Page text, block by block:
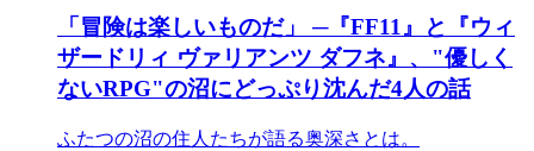
「冒険は楽しいものだ」 ─『FF11』と『ウィ
ザードリィ ヴァリアンツ ダフネ』、"優しく
ないRPG"の沼にどっぷり沈んだ4人の話
ふたつの沼の住人たちが語る奥深さとは。